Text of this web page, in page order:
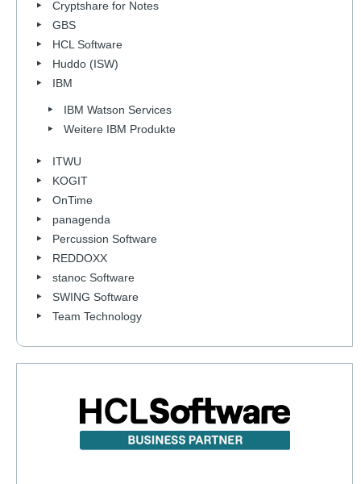
Cryptshare for Notes
GBS
HCL Software
Huddo (ISW)
IBM
IBM Watson Services
Weitere IBM Produkte
ITWU
KOGIT
OnTime
panagenda
Percussion Software
REDDOXX
stanoc Software
SWING Software
Team Technology